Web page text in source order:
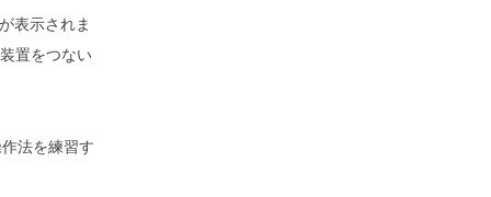
表示されま
置をつない
法を練習す